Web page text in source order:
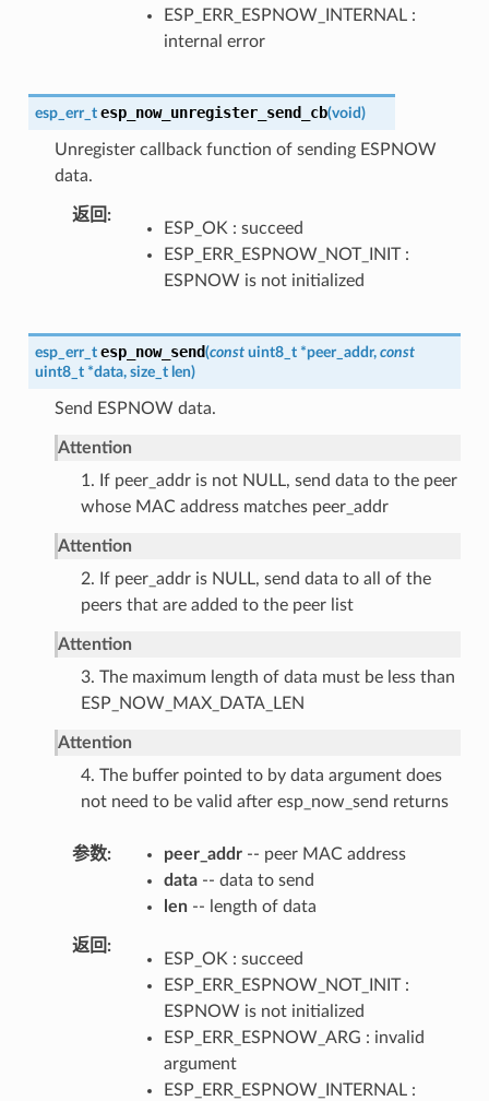
ESP_ERR_ESPNOW_INTERNAL :
internal error
esp_err_t esp_now_unregister_send_cb(void)
Unregister callback function of sending ESPNOW
data.
返回
ESP_OK : succeed
ESP_ERR_ESPNOW_NOT_INIT :
ESPNOW is not initialized
esp_err_t esp_now_send(const uint8_t *peer_addr, const
uint8_t *data, size_t len)
Send ESPNOW data.
Attention
1. If peer_addr is not NULL, send data to the peer
whose MAC address matches peer_addr
Attention
2. If peer_addr is NULL, send data to all of the
peers that are added to the peer list
Attention
3. The maximum length of data must be less than
ESP_NOW_MAX_DATA_LEN
Attention
4. The buffer pointed to by data argument does
not need to be valid after esp_now_send returns
参数 peer_addr-- peer MAC address
data-- data to send
len-- length of data
返回
ESP_OK : succeed
ESP_ERR_ESPNOW_NOT_INIT :
ESPNOW is not initialized
ESP_ERR_ESPNOW_ARG : invalid
argument
ESP_ERR_ESPNOW_INTERNAL :